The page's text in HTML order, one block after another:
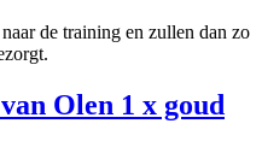
de training en zullen dan zo
Olen 1 x goud